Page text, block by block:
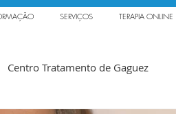
SERVIÇOS TERAPIA ONLINE
Centro Tratamento de Gaguez